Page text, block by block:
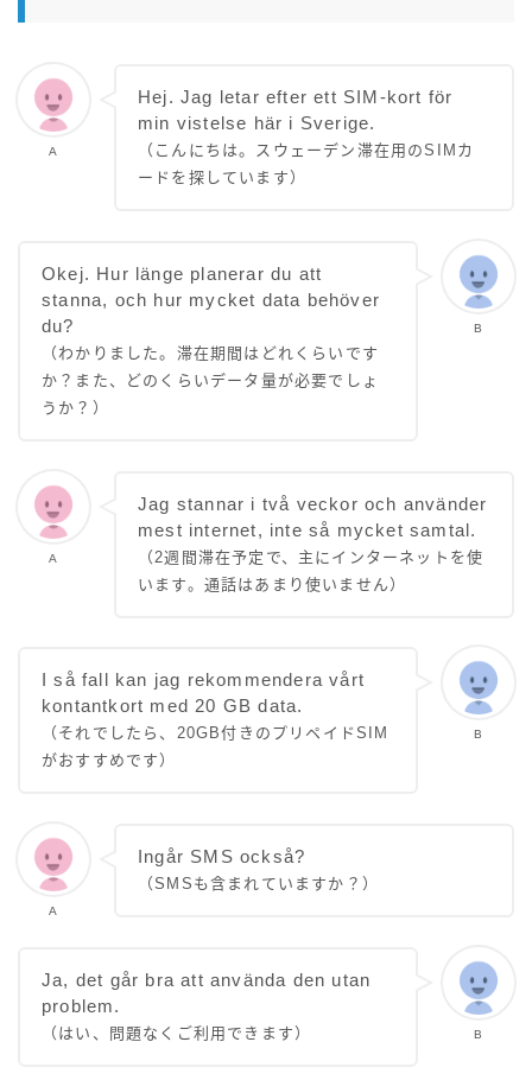
A
Hej. Jag letar efter ett SIM-kort för
min vistelse här i Sverige.
（こんにちは。スウェーデン滞在用のSIMカ
ードを探しています）
B
Okej. Hur länge planerar du att
stanna, och hur mycket data behöver
du?
（わかりました。滞在期間はどれくらいです
か？また、どのくらいデータ量が必要でしょ
うか？）
A
Jag stannar i två veckor och använder
mest internet, inte så mycket samtal.
（2週間滞在予定で、主にインターネットを使
います。通話はあまり使いません）
B
I så fall kan jag rekommendera vårt
kontantkort med 20 GB data.
（それでしたら、20GB付きのプリペイドSIM
がおすすめです）
A
Ingår SMS också?
（SMSも含まれていますか？）
B
Ja, det går bra att använda den utan
problem.
（はい、問題なくご利用できます）